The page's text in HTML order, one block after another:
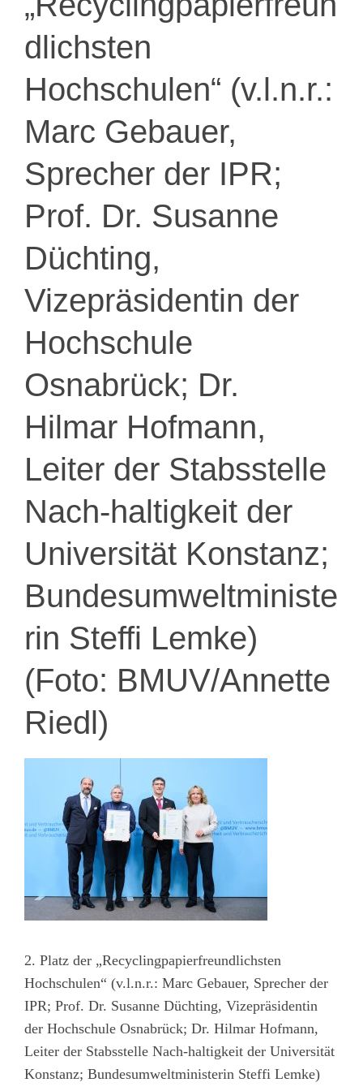
dlichsten
Hochschulen“ (v.l.n.r.:
Marc Gebauer,
Sprecher der IPR;
Prof. Dr. Susanne
Düchting,
Vizepräsidentin der
Hochschule
Osnabrück; Dr.
Hilmar Hofmann,
Leiter der Stabsstelle
Nach-haltigkeit der
Universität Konstanz;
Bundesumweltministe
rin Steffi Lemke)
(Foto: BMUV/Annette
Riedl)
2. Platz der „Recyclingpapierfreundlichsten
Hochschulen“ (v.l.n.r.: Marc Gebauer, Sprecher der
IPR; Prof. Dr. Susanne Düchting, Vizepräsidentin
der Hochschule Osnabrück; Dr. Hilmar Hofmann,
Leiter der Stabsstelle Nach-haltigkeit der Universität
Konstanz; Bundesumweltministerin Steffi Lemke)